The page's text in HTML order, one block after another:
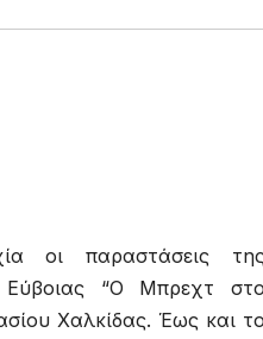
οι παραστάσεις
Εύβοιας “Ο Μπρεχτ
Χαλκίδας. Έως και το